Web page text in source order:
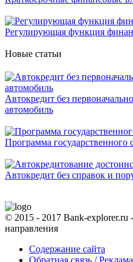
Регулирующая функция
Новые статьи
Автокредит без
автомобиль
Программа государственного
Автокредит без справок и
© 2015 - 2017 Bank-explorer.ru
направления
Содержание сайта
Обратная связь / Реклама